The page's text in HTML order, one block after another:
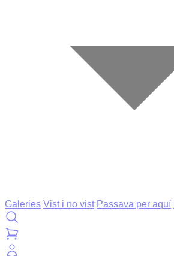
Galeries Vist i no vist Passava per aquí